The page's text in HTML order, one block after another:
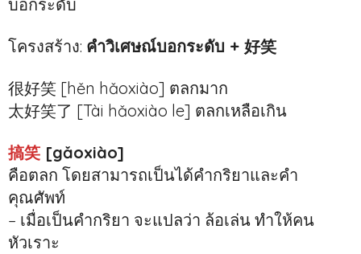
บอกระดับ
โครงสร้าง: คำวิเศษณ์บอกระดับ + 好笑
很好笑 [hěn hǎoxiào] ตลกมาก
太好笑了 [Tài hǎoxiào le] ตลกเหลือเกิน
搞笑 [gǎoxiào]
คือตลก โดยสามารถเป็นได้คำกริยาและคำ
คุณศัพท์
– เมื่อเป็นคำกริยา จะแปลว่า ล้อเล่น ทำให้คน
หัวเราะ